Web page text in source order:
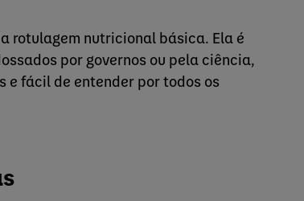
rotulagem nutricional básica. Ela é
por governos ou pela ciência,
e fácil de entender por todos os